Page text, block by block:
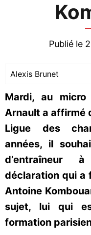
Publié le
Alexis Brunet
Mardi, au micro
Arnault a affirmé
Ligue des
années, il
d’entraîneur
déclaration qui a
Antoine
sujet, lui qui
formation